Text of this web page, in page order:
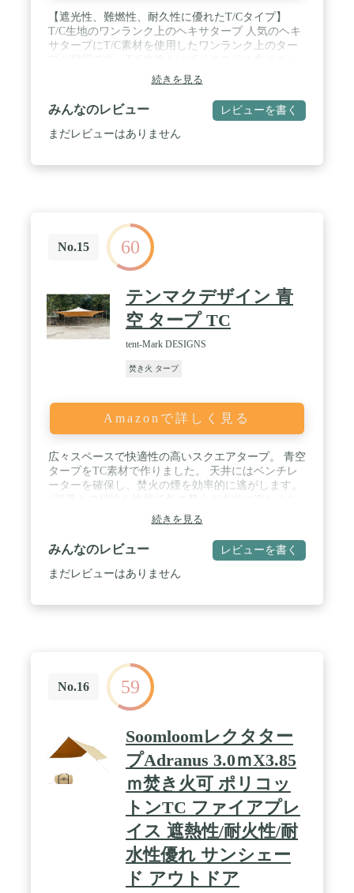
色説明】HENGEN＋スクエアタープTCは下記3つカ
ラー系がございます。 カーキ=サンドベージュ=ベ
ージュ（同色）／グリーン＝アーミーグリーン＝ 緑
（同色）／ ブラック＝黒＝Black（同色） *染色製
って若干色差がある場合があります。これは正常な
色のずれもあります。予めご了承ください。 / 【ア
ぜひ私たちの店舗をクリックして、Amazon/メール
トにお問い合わせください。※初期不良等の不具合
【遮光性、難燃性、耐久性に優れたT/Cタイプ】
T/C生地のワンランク上のヘキサタープ 人気のヘキ
サタープにT/C素材を使用したワンランク上のター
トン(綿)糸を混紡した生地であり遮光性、難燃性、
耐久性に優れています。また別売りのポールを使用
することで、シーンに合わせたレイアウトを作るこ
とができるので、ワンランク上のキャンプを楽しむ
ことができるアイテムです。 / 【ゆったり開放的な
さい。 / 【「撥水」「防カビ」Wの加工を生地に施
しより快適に！】 こちらのT/C生地には撥水加工と
防カビ加工が施されています。T/C生地の特徴は、
水を含むと糸が膨張し、水を通しにくくなります。
更に撥水加工をすることで、急な雨でも安心です。
また吸湿性にも優れ、防カビ加工を施すことで、耐
久性を上げました。 / 【商品詳細】 サイズ 本体 :
(約)530cm×570cm 収納時 : (約)75cm×17cm×17cm 重
量 (約)5kg 材質 ポリエステル65％、コットン35％
ロープ×2 ・サブロープ×4 ・専用キャリーバッグ×1
て色合いが異なって見える場合があります。 ※仕
様・デザインは改良のため予告なく変更することが
あります。
続きを見る
みんなのレビュー レビューを書く
まだレビューはありません
No.15 60
テンマクデザイン 青
空 タープ TC
tent-Mark DESIGNS
焚き火 タープ
Amazonで詳しく見る
広々スペースで快適性の高いスクエアタープ。 青空
タープをTC素材で作りました。 天井にはベンチレ
ーターを確保し、焚火の煙を効率的に逃がします。
ります。 遮光性も高いので一年中活躍するスクエア
タープです。 / ●独自仕様により風であおられるタ
ープの動きを約半分に抑えます。 ●屋根下のテープ
には何かと便利なループつき。 / ※ポリエステルの
タイプと比べ雨が流れにくいので雨の際は必ず縁周
続きを見る
みんなのレビュー レビューを書く
まだレビューはありません
No.16 59
Soomloomレクタター
プAdranus 3.0ｍX3.85
ｍ焚き火可 ポリコッ
トンTC ファイアプレ
イス 遮熱性/耐火性/耐
水性優れ サンシェー
ド アウトドア